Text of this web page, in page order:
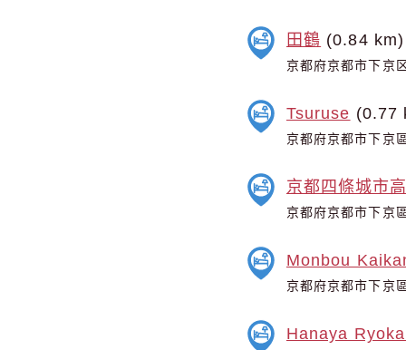
田鶴 (0.84 km)
京都府京都市下京
Tsuruse (0.77
京都府京都市下京
京都四條城市
京都府京都市下京
Monbou
京都府京都市下京
Hanaya